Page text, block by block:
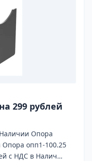
299 рублей
Опора
опп1-100.25
с НДС в Наличии